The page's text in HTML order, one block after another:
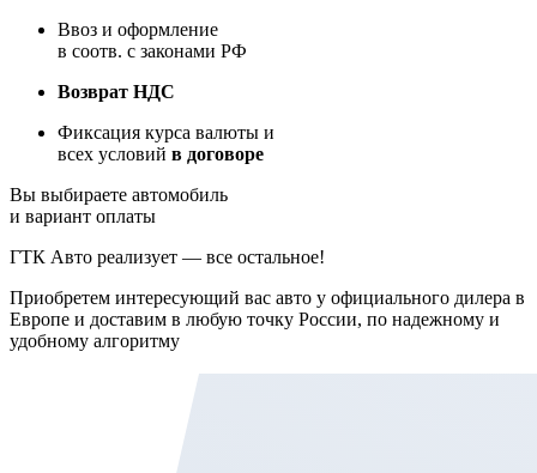
Ввоз и оформление
в соотв. с законами РФ
Возврат НДС
Фиксация курса валюты и
всех условий в договоре
Вы выбираете автомобиль
и вариант оплаты
ГТК Авто реализует — все остальное!
Приобретем интересующий вас авто у официального дилера в
Европе и доставим в любую точку России, по надежному и
удобному алгоритму